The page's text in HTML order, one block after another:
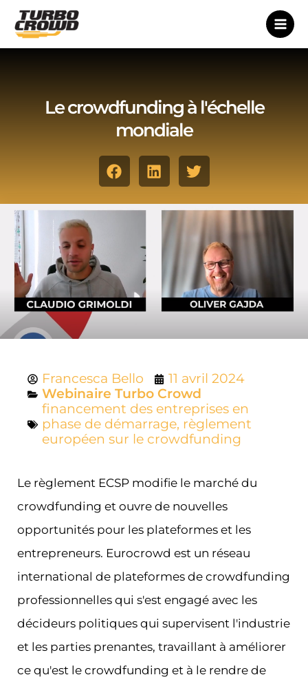
content
Le crowdfunding à l'échelle
mondiale
Francesca Bello
11 avril 2024
Webinaire Turbo Crowd
financement des entreprises en
phase de démarrage, règlement
européen sur le crowdfunding
Le règlement ECSP modifie le marché du
crowdfunding et ouvre de nouvelles
opportunités pour les plateformes et les
entrepreneurs. Eurocrowd est un réseau
international de plateformes de crowdfunding
professionnelles qui s'est engagé avec les
décideurs politiques qui supervisent l'industrie
et les parties prenantes, travaillant à améliorer
ce qu'est le crowdfunding et à le rendre de